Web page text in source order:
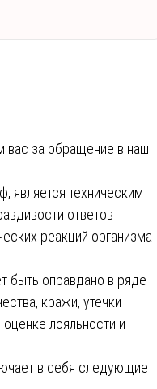
вас за обращение в наш
является техническим
ответов
реакций организма
быть оправдано в ряде
кражи, утечки
лояльности и
в себя следующие